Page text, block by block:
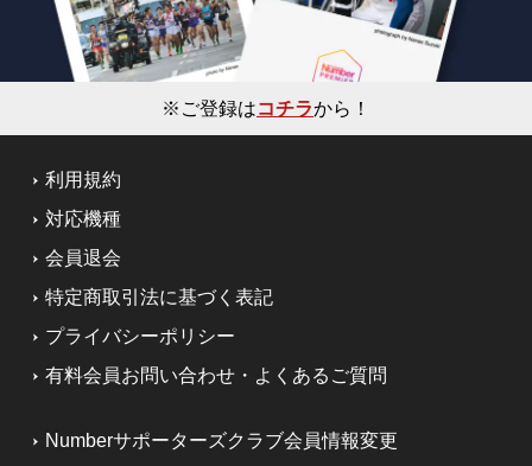
※ご登録はコチラから！
利用規約
対応機種
会員退会
特定商取引法に基づく表記
プライバシーポリシー
有料会員お問い合わせ・よくあるご質問
Numberサポーターズクラブ会員情報変更